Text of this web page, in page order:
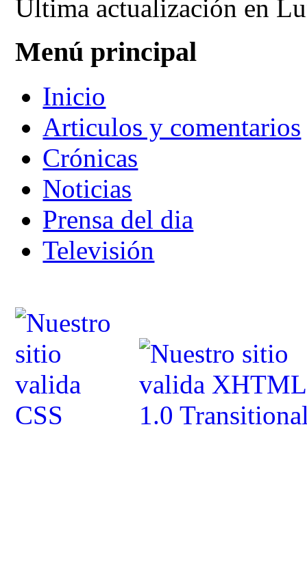
Última actualización en
Menú principal
Inicio
Articulos y comentarios
Crónicas
Noticias
Prensa del dia
Televisión